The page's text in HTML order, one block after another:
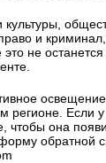
культуры,
и
это не
регионе. Если у
чтобы она
обратной